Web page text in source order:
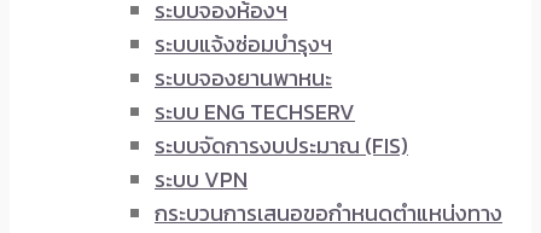
ระบบจองห้องฯ
ระบบแจ้งซ่อมบำรุงฯ
ระบบจองยานพาหนะ
ระบบ ENG TECHSERV
ระบบจัดการงบประมาณ (FIS)
ระบบ VPN
กระบวนการเสนอขอกำหนดตำแหน่งทาง